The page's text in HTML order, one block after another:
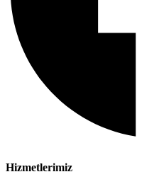
Hizmetlerimiz